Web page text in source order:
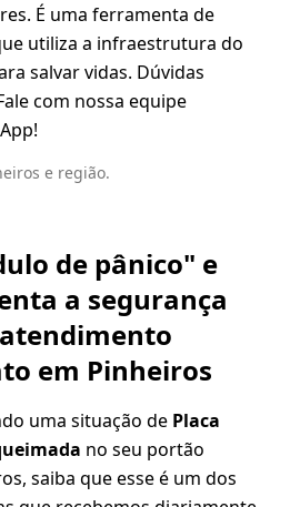
É uma ferramenta de
utiliza a infraestrutura do
salvar vidas. Dúvidas
com nossa equipe
e região.
de pânico" e
a segurança
em Pinheiros
uma situação de Placa
no seu portão
saiba que esse é um dos